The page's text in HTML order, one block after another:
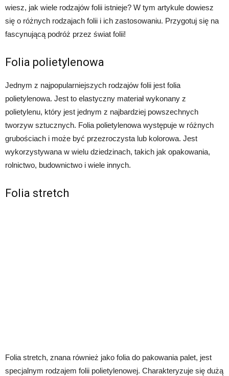
wiesz, jak wiele rodzajów folii istnieje? W tym artykule dowiesz
się o różnych rodzajach folii i ich zastosowaniu. Przygotuj się na
fascynującą podróż przez świat folii!
Folia polietylenowa
Jednym z najpopularniejszych rodzajów folii jest folia
polietylenowa. Jest to elastyczny materiał wykonany z
polietylenu, który jest jednym z najbardziej powszechnych
tworzyw sztucznych. Folia polietylenowa występuje w różnych
grubościach i może być przezroczysta lub kolorowa. Jest
wykorzystywana w wielu dziedzinach, takich jak opakowania,
rolnictwo, budownictwo i wiele innych.
Folia stretch
Folia stretch, znana również jako folia do pakowania palet, jest
specjalnym rodzajem folii polietylenowej. Charakteryzuje się dużą